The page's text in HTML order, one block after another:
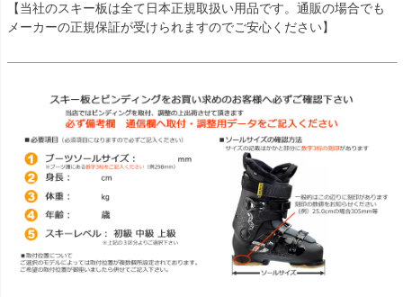
【当社のスキー板は全て日本正規取扱い用品です。通販の場合でも
メーカーの正規保証が受けられますのでご安心ください】